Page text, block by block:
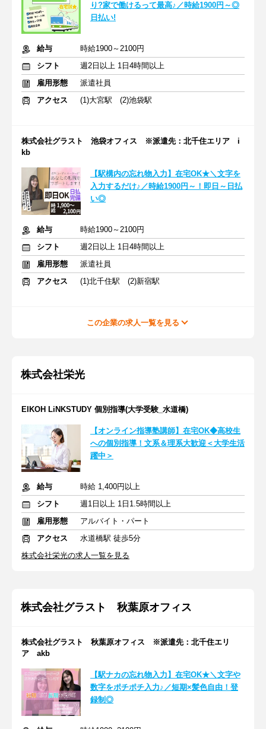
り?家で働けるって最高♪／時給1900円～◎
日払い!
給与
時給1900～2100円
シフト
週2日以上 1日4時間以上
雇用形態
派遣社員
アクセス
(1)大宮駅 (2)池袋駅
株式会社グラスト 池袋オフィス ※派遣先：北千住エリア i
kb
【駅構内の忘れ物入力】在宅OK★＼文字を
入力するだけ♪／時給1900円～！即日～日払
い◎
給与
時給1900～2100円
シフト
週2日以上 1日4時間以上
雇用形態
派遣社員
アクセス
(1)北千住駅 (2)新宿駅
この企業の求人一覧を見る
株式会社栄光
EIKOH LiNKSTUDY 個別指導(大学受験_水道橋)
【オンライン指導塾講師】在宅OK◆高校生
への個別指導！文系＆理系大歓迎＜大学生活
躍中＞
給与
時給 1,400円以上
シフト
週1日以上 1日1.5時間以上
雇用形態
アルバイト・パート
アクセス
水道橋駅 徒歩5分
株式会社栄光の求人一覧を見る
株式会社グラスト 秋葉原オフィス
株式会社グラスト 秋葉原オフィス ※派遣先：北千住エリ
ア akb
【駅ナカの忘れ物入力】在宅OK★＼文字や
数字をポチポチ入力♪／短期×髪色自由！登
録制◎